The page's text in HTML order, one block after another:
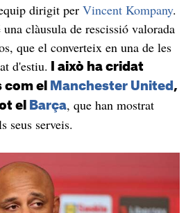
dirigit per Vincent Kompany.
clàusula de rescissió valorada
que el converteix en una de les
d'estiu.
I això ha cridat
el
Manchester United ,
el
Barça, que han mostrat
seus serveis.